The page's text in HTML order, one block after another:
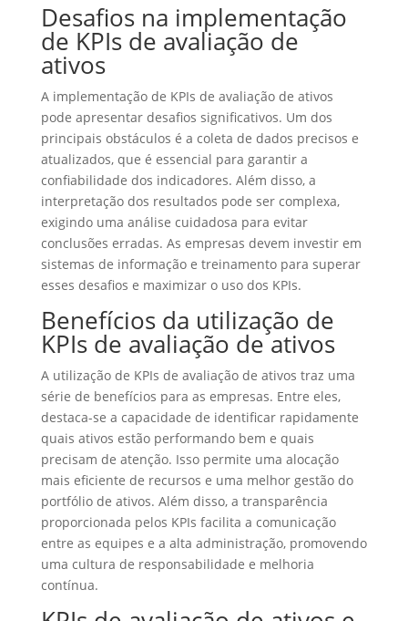
Desafios na implementação
de KPIs de avaliação de
ativos
A implementação de KPIs de avaliação de ativos
pode apresentar desafios significativos. Um dos
principais obstáculos é a coleta de dados precisos e
atualizados, que é essencial para garantir a
confiabilidade dos indicadores. Além disso, a
interpretação dos resultados pode ser complexa,
exigindo uma análise cuidadosa para evitar
conclusões erradas. As empresas devem investir em
sistemas de informação e treinamento para superar
esses desafios e maximizar o uso dos KPIs.
Benefícios da utilização de
KPIs de avaliação de ativos
A utilização de KPIs de avaliação de ativos traz uma
série de benefícios para as empresas. Entre eles,
destaca-se a capacidade de identificar rapidamente
quais ativos estão performando bem e quais
precisam de atenção. Isso permite uma alocação
mais eficiente de recursos e uma melhor gestão do
portfólio de ativos. Além disso, a transparência
proporcionada pelos KPIs facilita a comunicação
entre as equipes e a alta administração, promovendo
uma cultura de responsabilidade e melhoria
contínua.